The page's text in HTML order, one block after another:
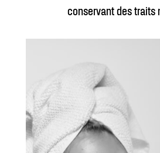
conservant des traits